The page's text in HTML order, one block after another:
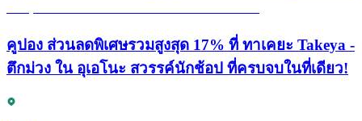
คูปอง ส่วนลดพิเศษรวมสูงสุด 17% ที่ ทาเคยะ Takeya -
ตึกม่วง ใน อุเอโนะ สวรรค์นักช้อป ที่ครบจบในที่เดียว!